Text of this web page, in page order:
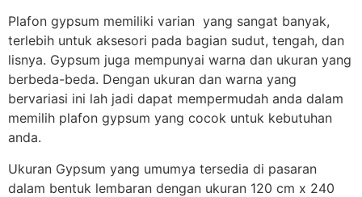
Plafon gypsum memiliki varian yang sangat banyak,
terlebih untuk aksesori pada bagian sudut, tengah, dan
lisnya. Gypsum juga mempunyai warna dan ukuran yang
berbeda-beda. Dengan ukuran dan warna yang
bervariasi ini lah jadi dapat mempermudah anda dalam
memilih plafon gypsum yang cocok untuk kebutuhan
anda.
Ukuran Gypsum yang umumya tersedia di pasaran
dalam bentuk lembaran dengan ukuran 120 cm x 240